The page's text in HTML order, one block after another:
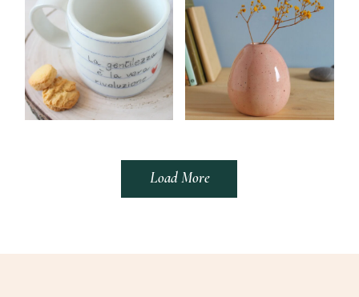
Ceramiche da
Indossare
IMPRESSIONI
DI
CONCHIGLIE
Ceramiche per la
Casa
Ceramiche per la
Tavola
Ceramiche per la
Casa
Load More